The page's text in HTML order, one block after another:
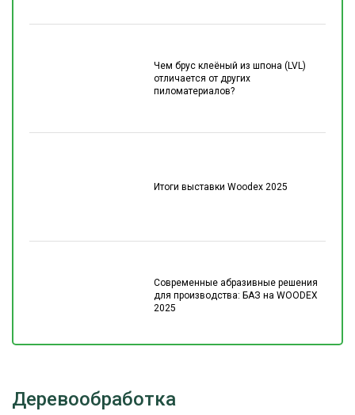
Чем брус клеёный из шпона (LVL)
отличается от других
пиломатериалов?
Итоги выставки Woodex 2025
Современные абразивные решения
для производства: БАЗ на WOODEX
2025
Деревообработка